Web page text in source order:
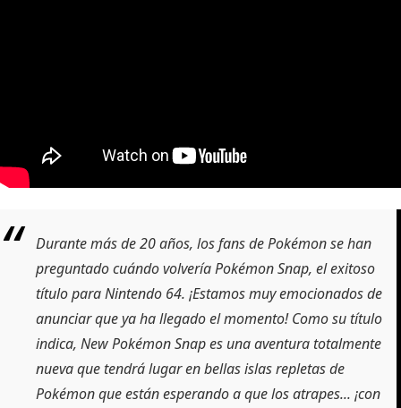
Durante más de 20 años, los fans de Pokémon se han
preguntado cuándo volveríaPokémon Snap, el exitoso
título para Nintendo 64. ¡Estamos muy emocionados de
anunciar que ya ha llegado el momento! Como su título
indica, New Pokémon Snapes una aventura totalmente
nueva que tendrá lugar en bellas islas repletas de
Pokémon que están esperando a que los atrapes... ¡con